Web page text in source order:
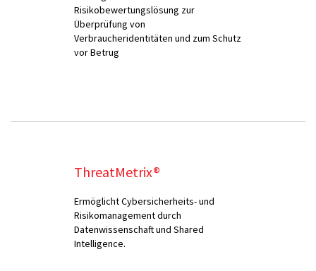
Risikobewertungslösung zur
Überprüfung von
Verbraucheridentitäten und zum Schutz
vor Betrug
ThreatMetrix®
Ermöglicht Cybersicherheits- und
Risikomanagement durch
Datenwissenschaft und Shared
Intelligence.